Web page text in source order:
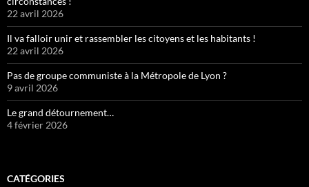
22 avril 2026
Il va falloir unir et rassembler les citoyens et les habitants !
22 avril 2026
Pas de groupe communiste à la Métropole de Lyon ?
9 avril 2026
Le grand détournement…
4 février 2026
CATÉGORIES